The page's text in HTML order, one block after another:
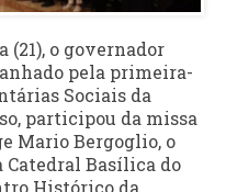
(21), o governador
pela primeira-
Sociais da
participou da missa
Mario Bergoglio, o
Catedral Basílica do
Histórico da